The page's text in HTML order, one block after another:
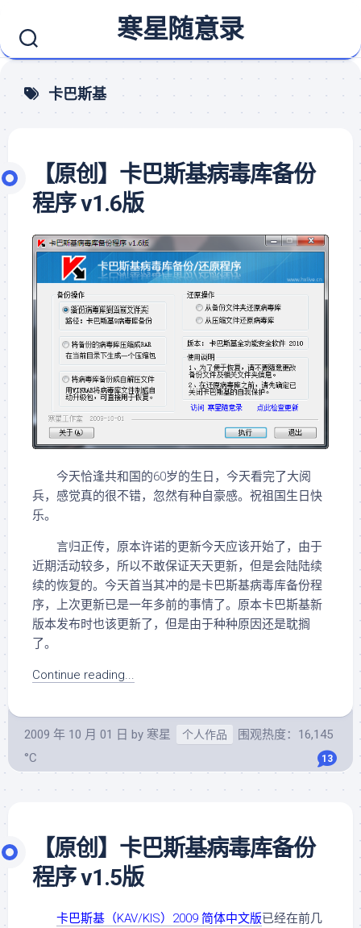
content
寒星随意录
卡巴斯基
【原创】卡巴斯基病毒库备份
程序 v1.6版
今天恰逢共和国的60岁的生日，今天看完了大阅
兵，感觉真的很不错，忽然有种自豪感。祝祖国生日快
乐。
言归正传，原本许诺的更新今天应该开始了，由于
近期活动较多，所以不敢保证天天更新，但是会陆陆续
续的恢复的。今天首当其冲的是卡巴斯基病毒库备份程
序，上次更新已是一年多前的事情了。原本卡巴斯基新
版本发布时也该更新了，但是由于种种原因还是耽搁
了。
Continue reading...
2009 年 10 月 01 日 by 寒星 个人作品
围观热度：16,145
°C
13
【原创】卡巴斯基病毒库备份
程序 v1.5版
卡巴斯基（KAV/KIS）2009 简体中文版已经在前几